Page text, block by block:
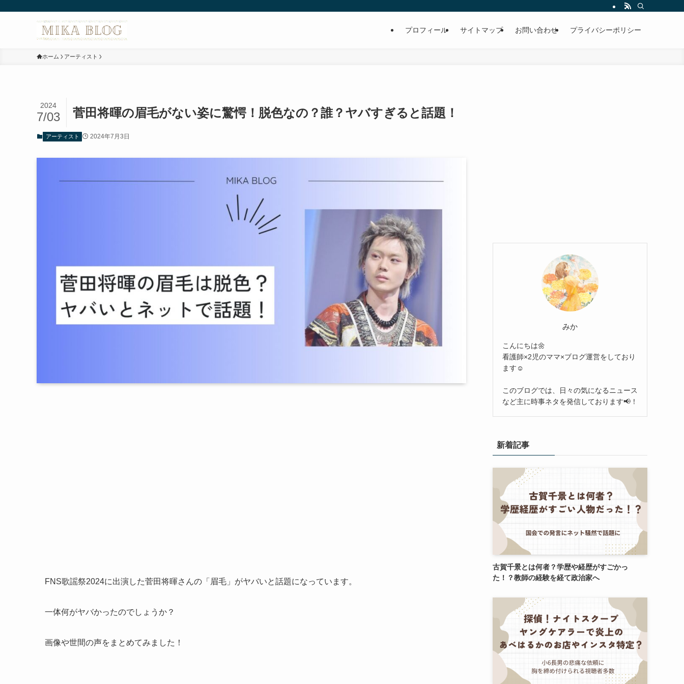
プロフィール サイトマップ お問い合わせ プライバシーポリシー
ホーム アーティスト
菅田将暉の眉毛がない姿に驚愕！脱色なの？誰？ヤバすぎると話題！
2024
7/03
アーティスト 2024年7月3日
FNS歌謡祭2024に出演した菅田将暉さんの「眉毛」がヤバいと話題になっています。
一体何がヤバかったのでしょうか？
画像や世間の声をまとめてみました！
みか
こんにちは🌼
看護師×2児のママ×ブログ運営をしており
ます☺︎
このブログでは、日々の気になるニュース
など主に時事ネタを発信しております📢！
新着記事
古賀千景とは何者？学歴や経歴がすごかっ
た！？教師の経験を経て政治家へ